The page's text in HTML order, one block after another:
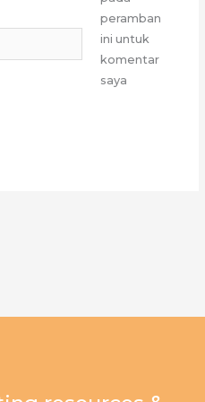
peramban
ini untuk
komentar
saya